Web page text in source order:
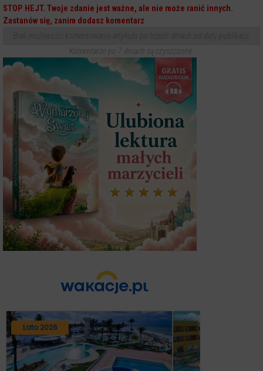
STOP HEJT. Twoje zdanie jest ważne, ale nie może ranić innych.
Zastanów się, zanim dodasz komentarz
Komentarze po 7 dniach są czyszczone.
Lato 2026